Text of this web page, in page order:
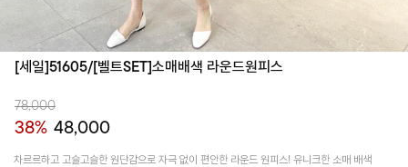
[세일]51605/[벨트SET]소매배색 라운드원피스
78,000
38% 48,000
차르르하고 고슬고슬한 원단감으로 자극 없이 편안한 라운드 원피스! 유니크한 소매 배색